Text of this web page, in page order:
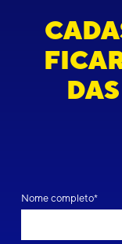
Nome completo*